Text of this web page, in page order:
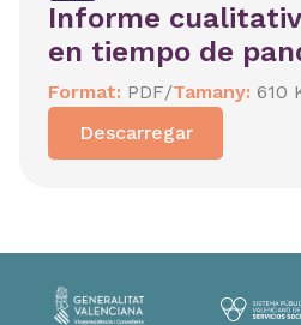
Informe
en tiempo de
Format: PDF/Tamany: 610
Descarregar